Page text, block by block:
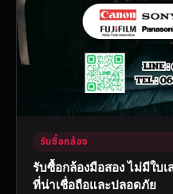
รับซื้อกล้อง
รับซื้อกล้องมือสอง ไม่มีใบ
ที่น่าเชื่อถือและปลอดภัย